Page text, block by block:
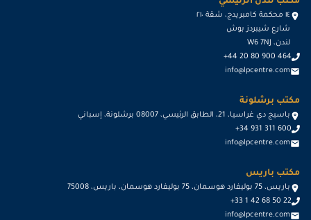
١٤ محكمة كامبريدج، شقة ٢١٠
شارع شيبردز بوش
لندن، W6 7NJ
+44 20 80 900 464
info@lpcentre.com
مكتب برشلونة
باسيج دي غراسيا، 21، الطابق الرئيسي، 08007 برشلونة، إسباني
+34 931 311 600
info@lpcentre.com
مكتب باريس
باريس، 75 بوليفارد هوسمان، 75 بوليفارد هوسمان، باريس، 75008
+33 1 42 68 50 22
info@lpcentre.com